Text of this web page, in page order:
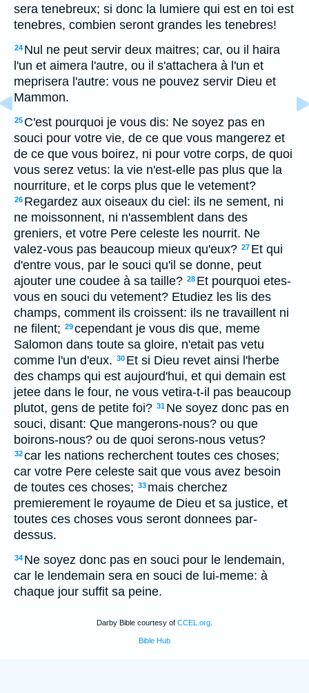
sera tenebreux; si donc la lumiere qui est en toi est
tenebres, combien seront grandes les tenebres!
24 Nul ne peut servir deux maitres; car, ou il haira
l'un et aimera l'autre, ou il s'attachera à l'un et
meprisera l'autre: vous ne pouvez servir Dieu et
Mammon.
25 C'est pourquoi je vous dis: Ne soyez pas en
souci pour votre vie, de ce que vous mangerez et
de ce que vous boirez, ni pour votre corps, de quoi
vous serez vetus: la vie n'est-elle pas plus que la
nourriture, et le corps plus que le vetement?
26 Regardez aux oiseaux du ciel: ils ne sement, ni
ne moissonnent, ni n'assemblent dans des
greniers, et votre Pere celeste les nourrit. Ne
valez-vous pas beaucoup mieux qu'eux? 27 Et qui
d'entre vous, par le souci qu'il se donne, peut
ajouter une coudee à sa taille? 28 Et pourquoi etes-
vous en souci du vetement? Etudiez les lis des
champs, comment ils croissent: ils ne travaillent ni
ne filent; 29cependant je vous dis que, meme
Salomon dans toute sa gloire, n'etait pas vetu
comme l'un d'eux. 30 Et si Dieu revet ainsi l'herbe
des champs qui est aujourd'hui, et qui demain est
jetee dans le four, ne vous vetira-t-il pas beaucoup
plutot, gens de petite foi? 31 Ne soyez donc pas en
souci, disant: Que mangerons-nous? ou que
boirons-nous? ou de quoi serons-nous vetus?
32car les nations recherchent toutes ces choses;
car votre Pere celeste sait que vous avez besoin
de toutes ces choses; 33 mais cherchez
premierement le royaume de Dieu et sa justice, et
toutes ces choses vous seront donnees par-
dessus.
34 Ne soyez donc pas en souci pour le lendemain,
car le lendemain sera en souci de lui-meme: à
chaque jour suffit sa peine.
Darby Bible courtesy of CCEL.org
Bible Hub